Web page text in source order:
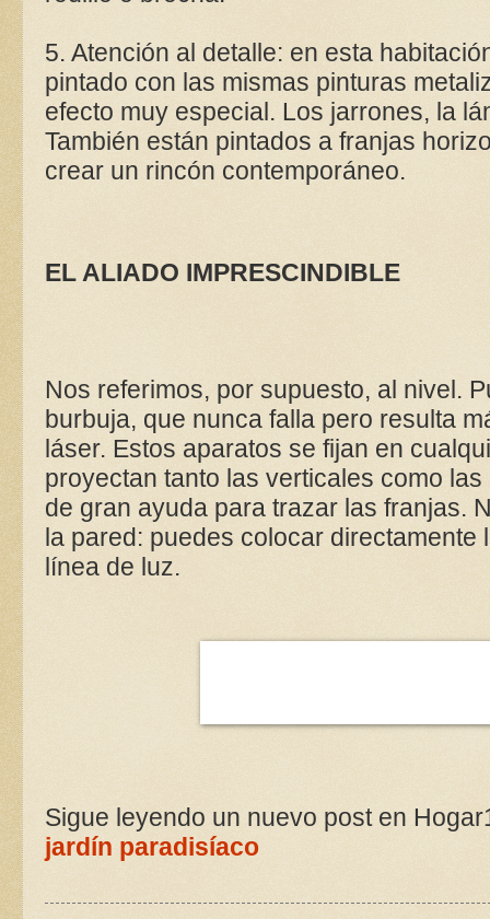
5. Atención al detalle: en esta
pintado con las mismas pinturas
efecto muy especial. Los jarrones, la
También están pintados a franjas
crear un rincón contemporáneo.
EL ALIADO IMPRESCINDIBLE
Nos referimos, por supuesto, al nivel.
burbuja, que nunca falla pero resulta
láser. Estos aparatos se fijan en
proyectan tanto las verticales como
de gran ayuda para trazar las franjas.
la pared: puedes colocar
línea de luz.
Sigue leyendo un nuevo post en
jardín paradisíaco